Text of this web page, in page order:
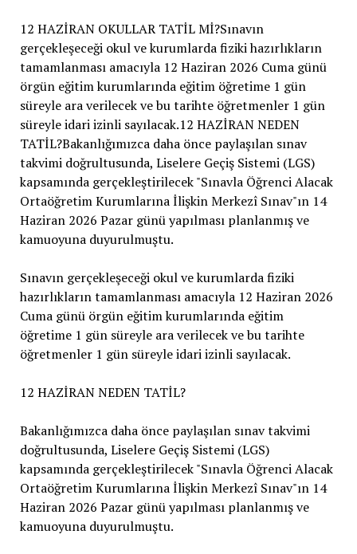
12 HAZİRAN OKULLAR TATİL Mİ?Sınavın
gerçekleşeceği okul ve kurumlarda fiziki hazırlıkların
tamamlanması amacıyla 12 Haziran 2026 Cuma günü
örgün eğitim kurumlarında eğitim öğretime 1 gün
süreyle ara verilecek ve bu tarihte öğretmenler 1 gün
süreyle idari izinli sayılacak.12 HAZİRAN NEDEN
TATİL?Bakanlığımızca daha önce paylaşılan sınav
takvimi doğrultusunda, Liselere Geçiş Sistemi (LGS)
kapsamında gerçekleştirilecek "Sınavla Öğrenci Alacak
Ortaöğretim Kurumlarına İlişkin Merkezî Sınav"ın 14
Haziran 2026 Pazar günü yapılması planlanmış ve
kamuoyuna duyurulmuştu.
Sınavın gerçekleşeceği okul ve kurumlarda fiziki
hazırlıkların tamamlanması amacıyla 12 Haziran 2026
Cuma günü örgün eğitim kurumlarında eğitim
öğretime 1 gün süreyle ara verilecek ve bu tarihte
öğretmenler 1 gün süreyle idari izinli sayılacak.
12 HAZİRAN NEDEN TATİL?
Bakanlığımızca daha önce paylaşılan sınav takvimi
doğrultusunda, Liselere Geçiş Sistemi (LGS)
kapsamında gerçekleştirilecek "Sınavla Öğrenci Alacak
Ortaöğretim Kurumlarına İlişkin Merkezî Sınav"ın 14
Haziran 2026 Pazar günü yapılması planlanmış ve
kamuoyuna duyurulmuştu.